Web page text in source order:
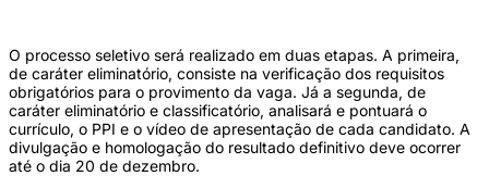
O processo seletivo será realizado em duas etapas. A primeira,
de caráter eliminatório, consiste na verificação dos requisitos
obrigatórios para o provimento da vaga. Já a segunda, de
caráter eliminatório e classificatório, analisará e pontuará o
currículo, o PPI e o vídeo de apresentação de cada candidato. A
divulgação e homologação do resultado definitivo deve ocorrer
até o dia 20 de dezembro.